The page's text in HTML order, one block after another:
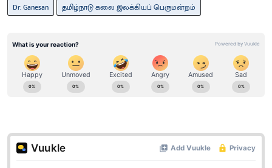
Dr. Ganesan
தமிழ்நாடு கலை இலக்கியப் பெருமன்றம்